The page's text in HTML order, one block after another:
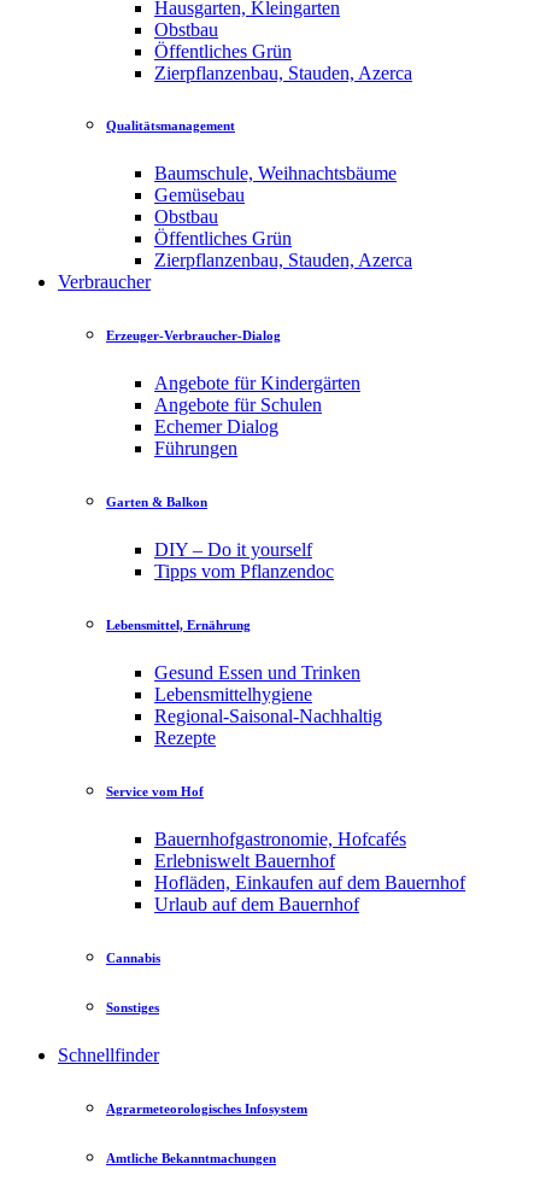
Hausgarten, Kleingarten
Obstbau
Öffentliches Grün
Zierpflanzenbau, Stauden, Azerca
Qualitätsmanagement
Baumschule, Weihnachtsbäume
Gemüsebau
Obstbau
Öffentliches Grün
Zierpflanzenbau, Stauden, Azerca
Verbraucher
Erzeuger-Verbraucher-Dialog
Angebote für Kindergärten
Angebote für Schulen
Echemer Dialog
Führungen
Garten & Balkon
DIY – Do it yourself
Tipps vom Pflanzendoc
Lebensmittel, Ernährung
Gesund Essen und Trinken
Lebensmittelhygiene
Regional-Saisonal-Nachhaltig
Rezepte
Service vom Hof
Bauernhofgastronomie, Hofcafés
Erlebniswelt Bauernhof
Hofläden, Einkaufen auf dem Bauernhof
Urlaub auf dem Bauernhof
Cannabis
Sonstiges
Schnellfinder
Agrarmeteorologisches Infosystem
Amtliche Bekanntmachungen